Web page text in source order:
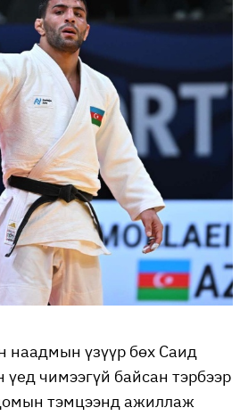
наадмын үзүүр бөх Саид
чимээгүй байсан тэрбээр
тэмцээнд ажиллаж